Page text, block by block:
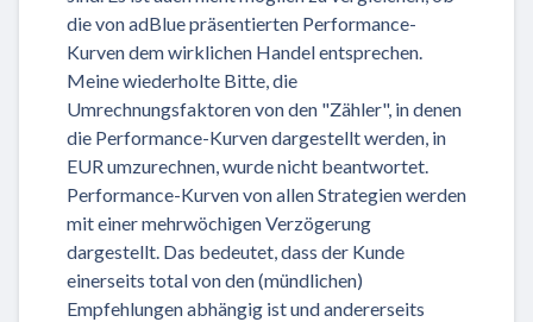
die von adBlue präsentierten Performance-
Kurven dem wirklichen Handel entsprechen.
Meine wiederholte Bitte, die
Umrechnungsfaktoren von den "Zähler", in denen
die Performance-Kurven dargestellt werden, in
EUR umzurechnen, wurde nicht beantwortet.
Performance-Kurven von allen Strategien werden
mit einer mehrwöchigen Verzögerung
dargestellt. Das bedeutet, dass der Kunde
einerseits total von den (mündlichen)
Empfehlungen abhängig ist und andererseits